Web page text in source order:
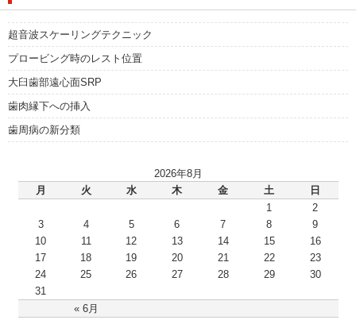
超音波スケーリングテクニック
プロービング時のレスト位置
大臼歯部遠心面SRP
歯肉縁下への挿入
歯周病の新分類
2026年8月
月
火 水 木 金 土 日
« 6月
1
2
3
4 5 6 7 8
9
10
11 12 13 14 15
16
17
18 19 20 21 22
23
24
25 26 27 28 29
30
31